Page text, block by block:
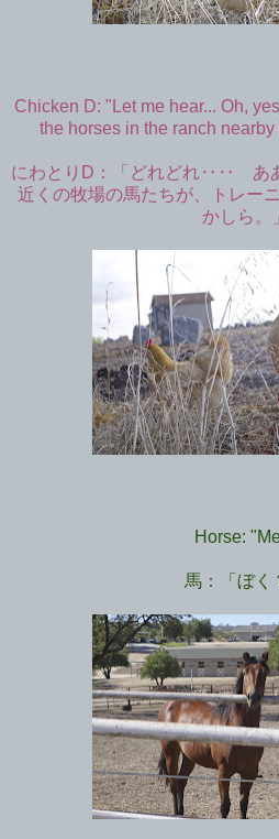
Chicken D: "Let me hear... Oh,
the horses in the ranch
にわとりD：「どれどれ‥‥ ああ
近くの牧場の馬たちが、トレー
かしら。
Horse:
馬：「ぼく